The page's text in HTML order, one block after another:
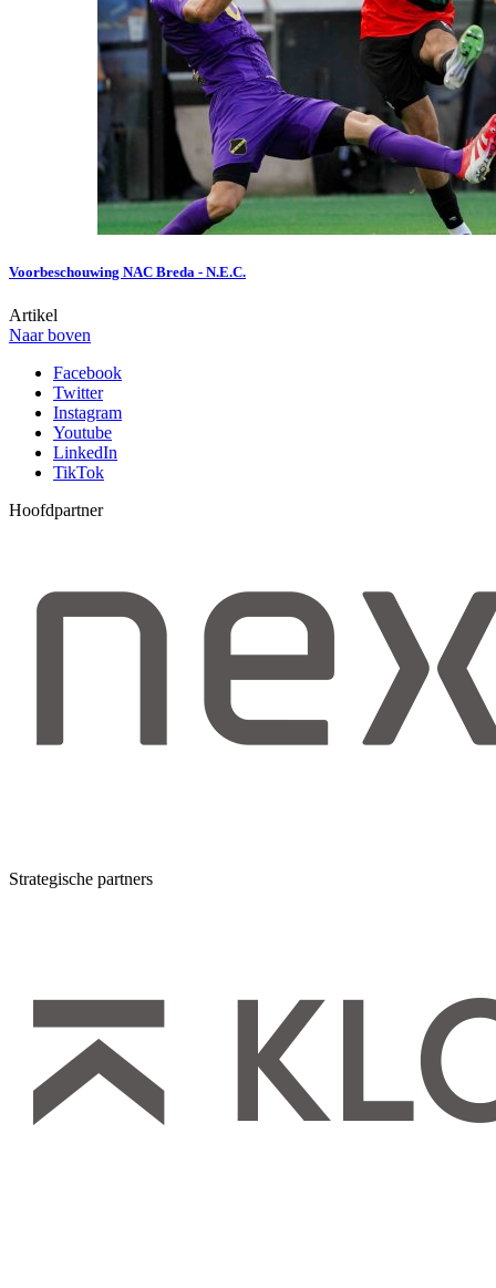
Voorbeschouwing NAC Breda - N.E.C.
Artikel
Naar boven
Facebook
Twitter
Instagram
Youtube
LinkedIn
TikTok
Hoofdpartner
Strategische partners